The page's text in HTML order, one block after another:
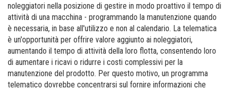
noleggiatori nella posizione di gestire in modo proattivo il tempo di
attività di una macchina - programmando la manutenzione quando
è necessaria, in base all'utilizzo e non al calendario. La telematica
è un'opportunità per offrire valore aggiunto ai noleggiatori,
aumentando il tempo di attività della loro flotta, consentendo loro
di aumentare i ricavi o ridurre i costi complessivi per la
manutenzione del prodotto. Per questo motivo, un programma
telematico dovrebbe concentrarsi sul fornire informazioni che